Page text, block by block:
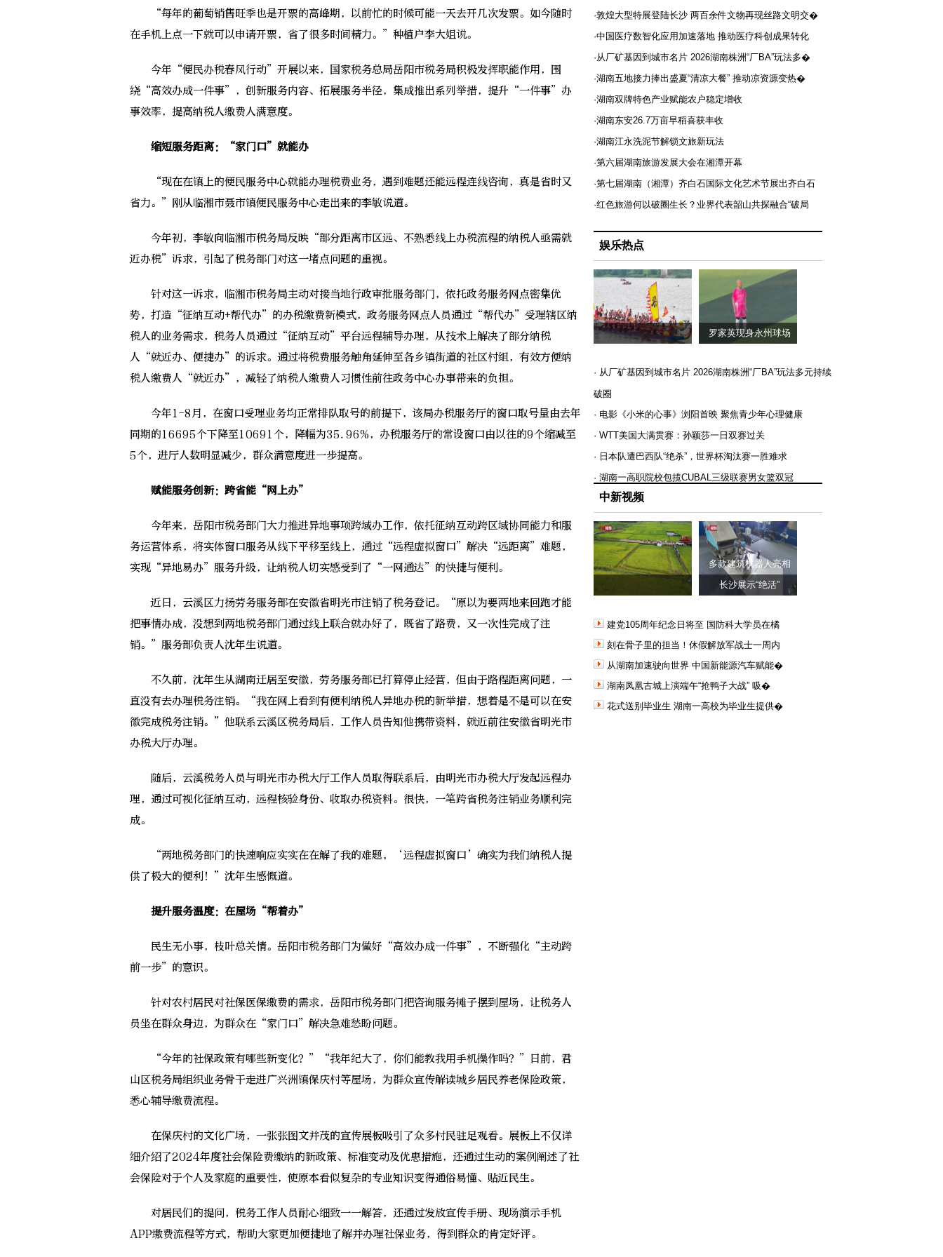
“每年的葡萄销售旺季也是开票的高峰期，以前忙的时候可能一天去开几次发票。如今随时
在手机上点一下就可以申请开票，省了很多时间精力。”种植户李大姐说。
今年“便民办税春风行动”开展以来，国家税务总局岳阳市税务局积极发挥职能作用，围
绕“高效办成一件事”，创新服务内容、拓展服务半径，集成推出系列举措，提升“一件事”办
事效率，提高纳税人缴费人满意度。
缩短服务距离：“家门口”就能办
“现在在镇上的便民服务中心就能办理税费业务，遇到难题还能远程连线咨询，真是省时又
省力。”刚从临湘市聂市镇便民服务中心走出来的李敏说道。
今年初，李敏向临湘市税务局反映“部分距离市区远、不熟悉线上办税流程的纳税人亟需就
近办税”诉求，引起了税务部门对这一堵点问题的重视。
针对这一诉求，临湘市税务局主动对接当地行政审批服务部门，依托政务服务网点密集优
势，打造“征纳互动+帮代办”的办税缴费新模式，政务服务网点人员通过“帮代办”受理辖区纳
税人的业务需求，税务人员通过“征纳互动”平台远程辅导办理，从技术上解决了部分纳税
人“就近办、便捷办”的诉求。通过将税费服务触角延伸至各乡镇街道的社区村组，有效方便纳
税人缴费人“就近办”，减轻了纳税人缴费人习惯性前往政务中心办事带来的负担。
今年1-8月，在窗口受理业务均正常排队取号的前提下，该局办税服务厅的窗口取号量由去年
同期的16695个下降至10691个，降幅为35.96%，办税服务厅的常设窗口由以往的9个缩减至
5个，进厅人数明显减少，群众满意度进一步提高。
赋能服务创新：跨省能“网上办”
今年来，岳阳市税务部门大力推进异地事项跨域办工作，依托征纳互动跨区域协同能力和服
务运营体系，将实体窗口服务从线下平移至线上，通过“远程虚拟窗口”解决“远距离”难题，
实现“异地易办”服务升级，让纳税人切实感受到了“一网通达”的快捷与便利。
近日，云溪区力扬劳务服务部在安徽省明光市注销了税务登记。“原以为要两地来回跑才能
把事情办成，没想到两地税务部门通过线上联合就办好了，既省了路费，又一次性完成了注
销。”服务部负责人沈年生说道。
不久前，沈年生从湖南迁居至安徽，劳务服务部已打算停止经营，但由于路程距离问题，一
直没有去办理税务注销。“我在网上看到有便利纳税人异地办税的新举措，想着是不是可以在安
徽完成税务注销。”他联系云溪区税务局后，工作人员告知他携带资料，就近前往安徽省明光市
办税大厅办理。
随后，云溪税务人员与明光市办税大厅工作人员取得联系后，由明光市办税大厅发起远程办
理，通过可视化征纳互动，远程核验身份、收取办税资料。很快，一笔跨省税务注销业务顺利完
成。
“两地税务部门的快速响应实实在在解了我的难题，‘远程虚拟窗口’确实为我们纳税人提
供了极大的便利！”沈年生感慨道。
提升服务温度：在屋场“帮着办”
民生无小事，枝叶总关情。岳阳市税务部门为做好“高效办成一件事”，不断强化“主动跨
前一步”的意识。
针对农村居民对社保医保缴费的需求，岳阳市税务部门把咨询服务摊子摆到屋场，让税务人
员坐在群众身边，为群众在“家门口”解决急难愁盼问题。
“今年的社保政策有哪些新变化？”“我年纪大了，你们能教我用手机操作吗？”日前，君
山区税务局组织业务骨干走进广兴洲镇保庆村等屋场，为群众宣传解读城乡居民养老保险政策，
悉心辅导缴费流程。
在保庆村的文化广场，一张张图文并茂的宣传展板吸引了众多村民驻足观看。展板上不仅详
细介绍了2024年度社会保险费缴纳的新政策、标准变动及优惠措施，还通过生动的案例阐述了社
会保险对于个人及家庭的重要性，使原本看似复杂的专业知识变得通俗易懂、贴近民生。
对居民们的提问，税务工作人员耐心细致一一解答，还通过发放宣传手册、现场演示手机
APP缴费流程等方式，帮助大家更加便捷地了解并办理社保业务，得到群众的肯定好评。
·敦煌大型特展登陆长沙 两百余件文物再现丝路文明交�
·中国医疗数智化应用加速落地 推动医疗科创成果转化
·从厂矿基因到城市名片 2026湖南株洲“厂BA”玩法多�
·湖南五地接力捧出盛夏“清凉大餐” 推动凉资源变热�
·湖南双牌特色产业赋能农户稳定增收
·湖南东安26.7万亩早稻喜获丰收
·湖南江永洗泥节解锁文旅新玩法
·第六届湖南旅游发展大会在湘潭开幕
·第七届湖南（湘潭）齐白石国际文化艺术节展出齐白石
·红色旅游何以破圈生长？业界代表韶山共探融合“破局
娱乐热点
罗家英现身永州球场
· 从厂矿基因到城市名片 2026湖南株洲“厂BA”玩法多元持续
破圈
· 电影《小米的心事》浏阳首映 聚焦青少年心理健康
· WTT美国大满贯赛：孙颖莎一日双赛过关
· 日本队遭巴西队“绝杀”，世界杯淘汰赛一胜难求
· 湖南一高职院校包揽CUBAL三级联赛男女篮双冠
中新视频
多款建筑机器人亮相
长沙展示“绝活”
建党105周年纪念日将至 国防科大学员在橘
刻在骨子里的担当！休假解放军战士一周内
从湖南加速驶向世界 中国新能源汽车赋能�
湖南凤凰古城上演端午“抢鸭子大战” 吸�
花式送别毕业生 湖南一高校为毕业生提供�